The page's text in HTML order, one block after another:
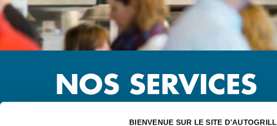
BIENVENUE SUR LE SITE D’AUTOGRILL
NOS SERVICES